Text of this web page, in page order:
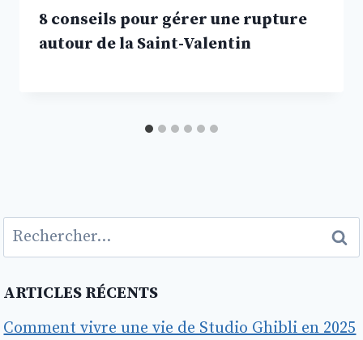
8 conseils pour gérer une rupture
autour de la Saint-Valentin
Rechercher :
ARTICLES RÉCENTS
Comment vivre une vie de Studio Ghibli en 2025